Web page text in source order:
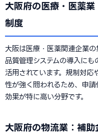
大阪府の医療・医薬
制度
大阪は医療・医薬関連企業
品質管理システムの導入に
活用されています。規制対
性が強く問われるため、申
効果が特に高い分野です。
大阪府の物流業：補